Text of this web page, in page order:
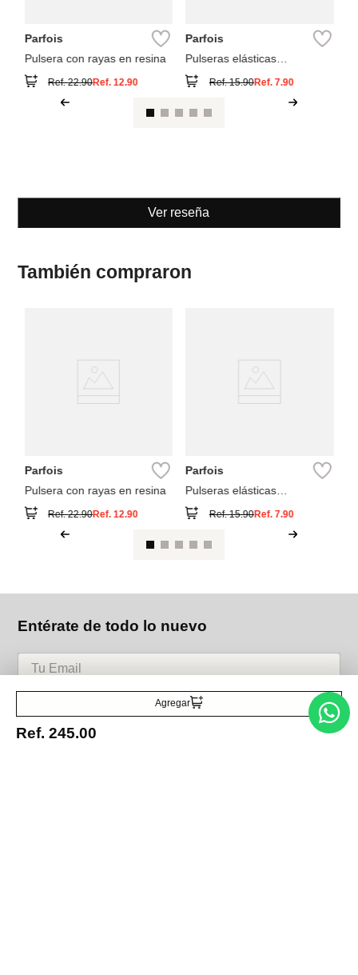
Agregar
Ref. 245.00
Parfois
Pulsera con rayas en resina
Ref.22.90Ref.12.90
Parfois
Pulseras elásticas
Ref.15.90Ref. 7.90
Ver reseña
También compraron
Parfois
Pulsera con rayas en resina
Ref.22.90Ref.12.90
Parfois
Pulseras elásticas
Ref.15.90Ref. 7.90
Entérate de todo lo nuevo
Acepto la política de tratamiento de datos personales Suscribirse